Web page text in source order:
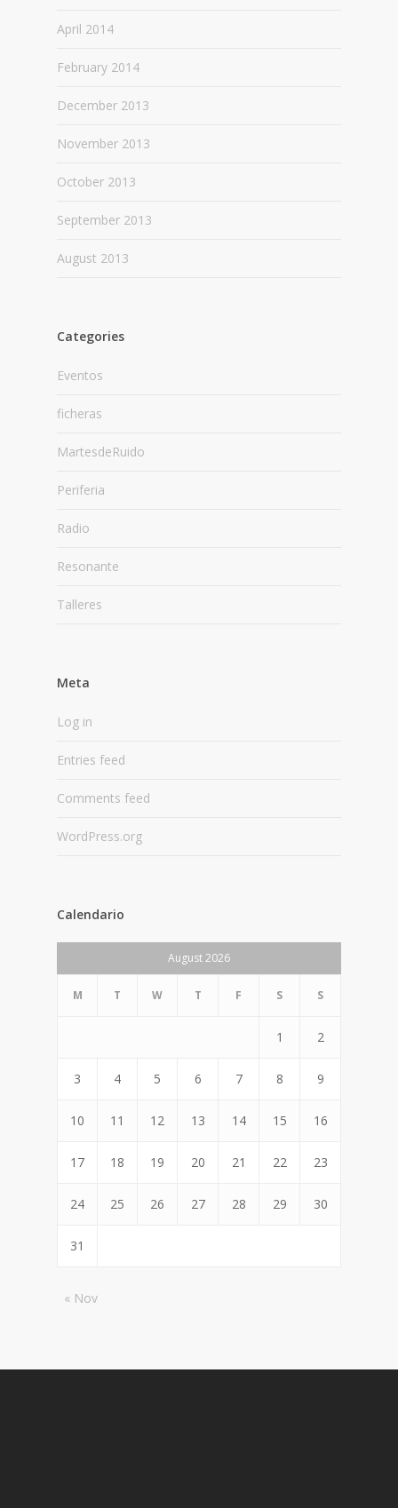
April 2014
February 2014
December 2013
November 2013
October 2013
September 2013
August 2013
Categories
Eventos
ficheras
MartesdeRuido
Periferia
Radio
Resonante
Talleres
Meta
Log in
Entries feed
Comments feed
WordPress.org
Calendario
August 2026
M T W T F S S
1 2
3 4 5 6 7 8 9
10 11 12 13 14 15 16
17 18 19 20 21 22 23
24 25 26 27 28 29 30
31
« Nov